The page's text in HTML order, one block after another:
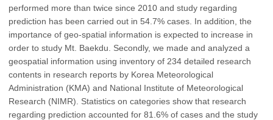
performed more than twice since 2010 and study regarding
prediction has been carried out in 54.7% cases. In addition, the
importance of geo-spatial information is expected to increase in
order to study Mt. Baekdu. Secondly, we made and analyzed a
geospatial information using inventory of 234 detailed research
contents in research reports by Korea Meteorological
Administration (KMA) and National Institute of Meteorological
Research (NIMR). Statistics on categories show that research
regarding prediction accounted for 81.6% of cases and the study